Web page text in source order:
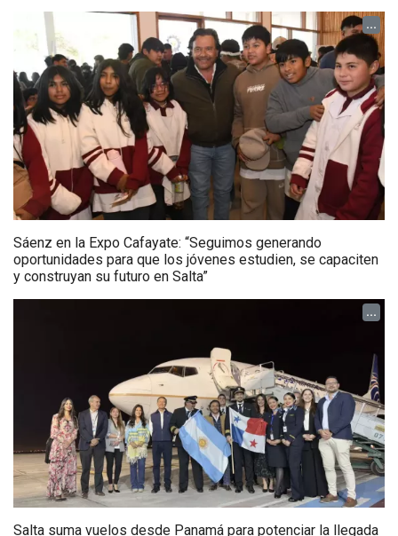
...
Sáenz en la Expo Cafayate: “Seguimos generando
oportunidades para que los jóvenes estudien, se capaciten
y construyan su futuro en Salta”
...
Salta suma vuelos desde Panamá para potenciar la llegada